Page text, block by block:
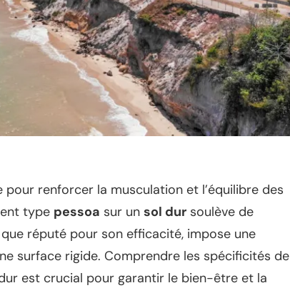
renforcer la musculation et l’équilibre des
type pessoa sur un sol dur soulève de
réputé pour son efficacité, impose une
surface rigide. Comprendre les spécificités de
est crucial pour garantir le bien-être et la